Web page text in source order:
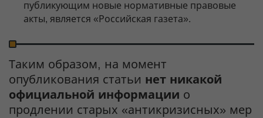
публикующим новые нормативные правовые
акты, является «Российская газета».
Таким образом, на момент
опубликования статьи нет никакой
официальной информации о
продлении старых «антикризисных» мер